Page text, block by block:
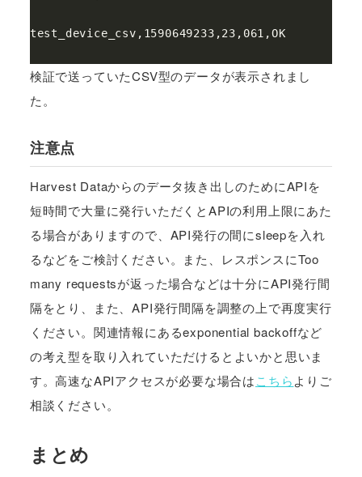
test_device_csv,1590649233,23,061,OK
検証で送っていたCSV型のデータが表示されまし
た。
注意点
Harvest Dataからのデータ抜き出しのためにAPIを
短時間で大量に発行いただくとAPIの利用上限にあた
る場合がありますので、API発行の間にsleepを入れ
るなどをご検討ください。また、レスポンスにToo
many requestsが返った場合などは十分にAPI発行間
隔をとり、また、API発行間隔を調整の上で再度実行
ください。関連情報にあるexponential backoffなど
の考え型を取り入れていただけるとよいかと思いま
す。高速なAPIアクセスが必要な場合はこちらよりご
相談ください。
まとめ